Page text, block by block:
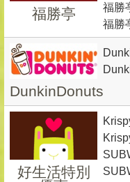
福勝亭
食、
二件
福勝
100
福勝
DunkinDonuts
好生活特別
贈
甜圈
+10